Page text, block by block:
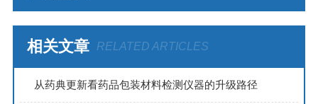
相关文章 RELATED ARTICLES
从药典更新看药品包装材料检测仪器的升级路径